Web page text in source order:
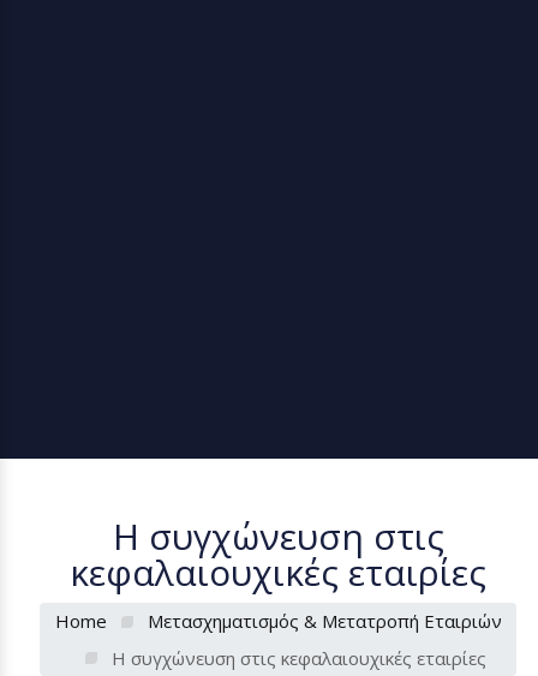
Η συγχώνευση στις
κεφαλαιουχικές εταιρίες
Home
Μετασχηματισμός & Μετατροπή Εταιριών
Η συγχώνευση στις κεφαλαιουχικές εταιρίες